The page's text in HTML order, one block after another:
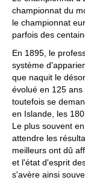
* COMPETE
* FRITZ is fun!
UNDER TIME
* STYLE
EVEN MORE
championnat du
le championnat
parfois des
En 1895, le
système
que naquit le
évolué en 125
toutefois se
en Islande, les
Le plus souvent
attendre les
meilleurs ont dû
et l'état d'esprit
s'avère ainsi